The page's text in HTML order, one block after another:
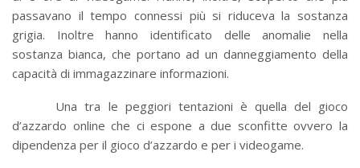
passavano il tempo connessi più si riduceva la sostanza
grigia. Inoltre hanno identificato delle anomalie nella
sostanza bianca, che portano ad un danneggiamento della
capacità di immagazzinare informazioni.
Una tra le peggiori tentazioni è quella del gioco
d’azzardo online che ci espone a due sconfitte ovvero la
dipendenza per il gioco d’azzardo e per i videogame.